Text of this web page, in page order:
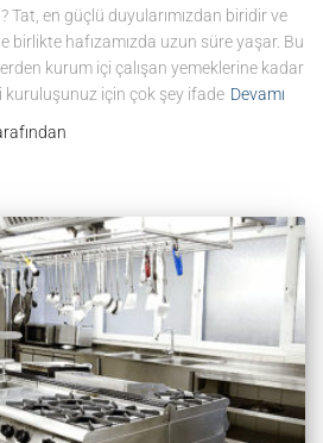
Tat, en güçlü duyularımızdan biridir ve
birlikte hafızamızda uzun süre yaşar. Bu
kurum içi çalışan yemeklerine kadar
kuruluşunuz için çok şey ifade Devamı